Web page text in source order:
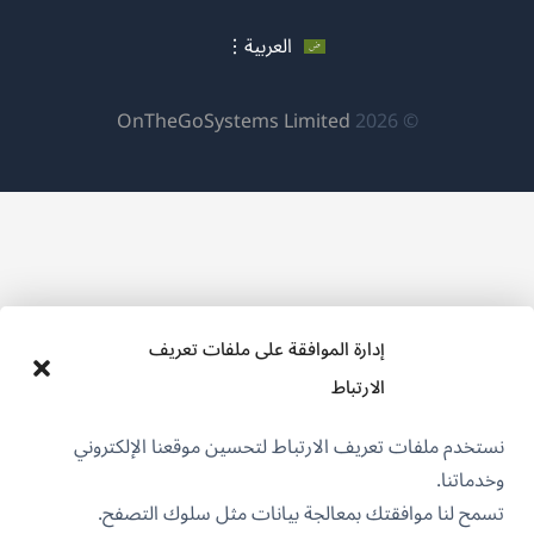
إدارة الموافقة على ملفات تعريف
الارتباط
نستخدم ملفات تعريف الارتباط لتحسين موقعنا الإلكتروني
وخدماتنا.
تسمح لنا موافقتك بمعالجة بيانات مثل سلوك التصفح.
© 2026
OnTheGoSystems Limited
نافذة
العربية
جديدة)جديدة)